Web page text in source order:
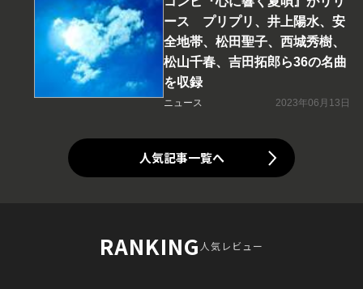
ース プリプリ、井上陽水、安
全地帯、松田聖子、西城秀樹、
松山千春、吉田拓郎ら36の名曲
を収録
ニュース 2023年06月13日
人気記事一覧へ
RANKING人気レビュー